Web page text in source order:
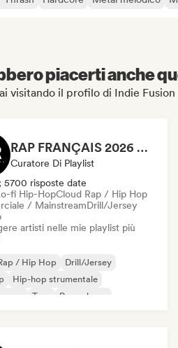
piacerti anche
visitando il profilo di Indie
RAP FRANÇAIS 2026 🔥🇫🇷 (Way Records)
Curatore Di Playlist
5700 risposte date
fi Hip-HopCloud Rap / Hip Hop
/ MainstreamDrill/Jersey
artisti nelle mie playlist più
/ Hip Hop
Drill/Jersey
Hip-hop strumentale
Trap
Pop urbano